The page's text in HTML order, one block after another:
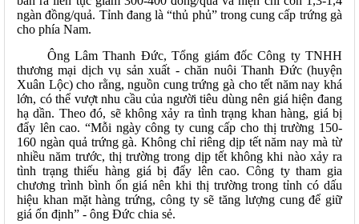
ngàn đồng/quả. Tỉnh đang là “thủ phủ” trong cung cấp trứng gà
cho phía Nam.
Ông Lâm Thanh Đức, Tổng giám đốc Công ty TNHH
thương mại dịch vụ sản xuất - chăn nuôi Thanh Đức (huyện
Xuân Lộc) cho rằng, nguồn cung trứng gà cho tết năm nay khá
lớn, có thể vượt nhu cầu của người tiêu dùng nên giá hiện đang
hạ dần. Theo đó, sẽ không xảy ra tình trạng khan hàng, giá bị
đẩy lên cao. “Mỗi ngày công ty cung cấp cho thị trường 150-
160 ngàn quả trứng gà. Không chỉ riêng dịp tết năm nay mà từ
nhiều năm trước, thị trường trong dịp tết không khi nào xảy ra
tình trạng thiếu hàng giá bị đẩy lên cao. Công ty tham gia
chương trình bình ổn giá nên khi thị trường trong tỉnh có dấu
hiệu khan mặt hàng trứng, công ty sẽ tăng lượng cung để giữ
giá ổn định” - ông Đức chia sẻ.